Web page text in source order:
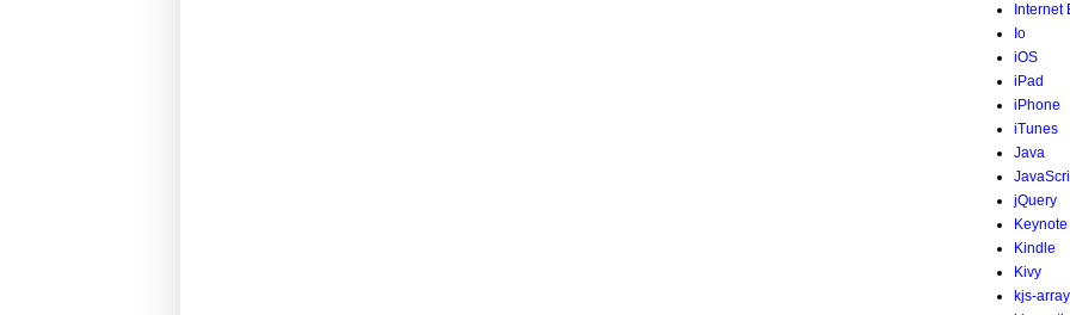
Internet
Io
iOS
iPad
iPhone
iTunes
Java
jQuery
Keynote
Kindle
Kivy
kjs-array